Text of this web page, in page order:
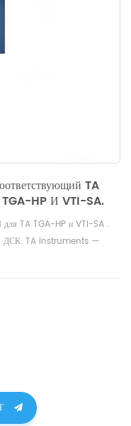
TA
TGA-HP И VTI-SA.
для TA TGA-HP и VTI-SA .
ДСК. TA Instruments —